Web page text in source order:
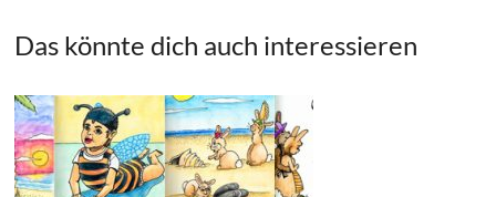
Das könnte dich auch interessieren